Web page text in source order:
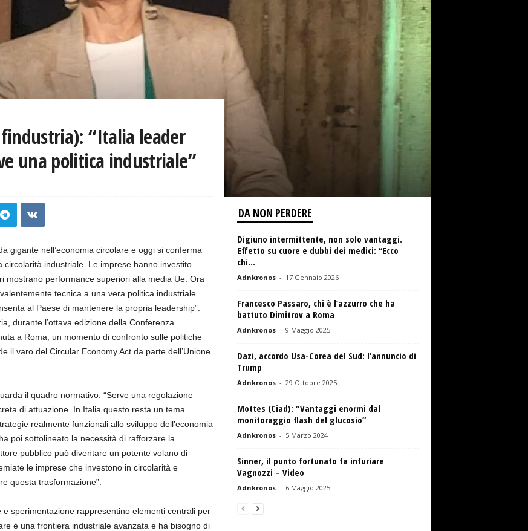
“Italia leader
una politica industriale”
gigante nell’economia circolare e oggi si conferma
industriale. Le imprese hanno investito
mostrano performance superiori alla media Ue. Ora
tecnica a una vera politica industriale
al Paese di mantenere la propria leadership”.
durante l’ottava edizione della Conferenza
a Roma; un momento di confronto sulle politiche
il varo del Circular Economy Act da parte dell’Unione
il quadro normativo: “Serve una regolazione
di attuazione. In Italia questo resta un tema
realmente funzionali allo sviluppo dell’economia
poi sottolineato la necessità di rafforzare la
pubblico può diventare un potente volano di
le imprese che investono in circolarità e
questa trasformazione”.
sperimentazione rappresentino elementi centrali per
è una frontiera industriale avanzata e ha bisogno di
DA NON PERDERE
Digiuno intermittente, non solo vantaggi.
Effetto su cuore e dubbi dei medici: “Ecco
chi...
Adnkronos - 17 Gennaio 2026
Francesco Passaro, chi è l’azzurro che ha
battuto Dimitrov a Roma
Adnkronos - 9 Maggio 2025
Dazi, accordo Usa-Corea del Sud: l’annuncio di
Trump
Adnkronos - 29 Ottobre 2025
Mottes (Ciad): “Vantaggi enormi dal
monitoraggio flash del glucosio”
Adnkronos - 5 Marzo 2024
Sinner, il punto fortunato fa infuriare
Vagnozzi – Video
Adnkronos - 6 Maggio 2025